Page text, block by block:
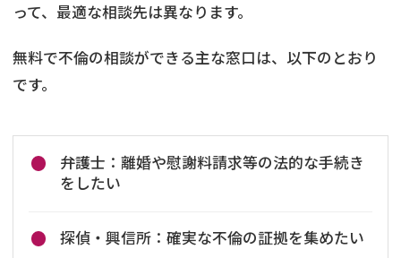
って、最適な相談先は異なります。
無料で不倫の相談ができる主な窓口は、以下のとおり
です。
弁護士：離婚や慰謝料請求等の法的な手続き
をしたい
探偵・興信所：確実な不倫の証拠を集めたい